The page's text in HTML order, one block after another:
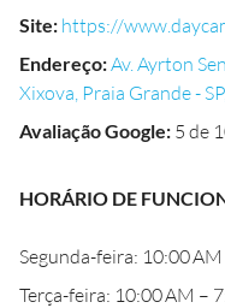
Site: https://
Endereço:Av. Ayrton
Xixova, Praia Grande -
Avaliação Google: 5 de
HORÁRIO DE
Segunda-feira: 10:00
Terça-feira: 10:00 AM –